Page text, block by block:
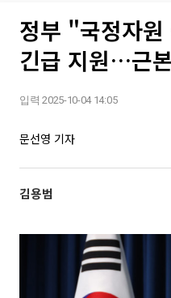
정부 "국정자원
긴급 지원…근
입력 2025-10-04 14:05
문선영 기자
김용범